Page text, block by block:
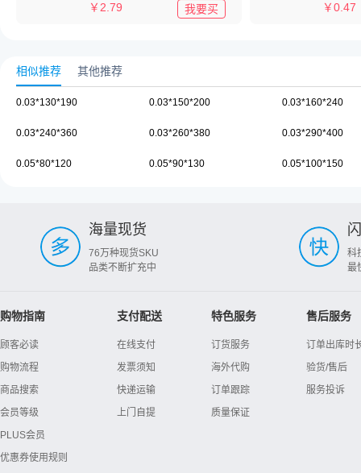
￥ 2.79 我要买 ￥0.47
相似推荐 其他推荐
0.03*130*190 0.03*150*200 0.03*160*240
0.03*240*360 0.03*260*380 0.03*290*400
0.05*80*120 0.05*90*130 0.05*100*150
海量现货
76万种现货SKU
品类不断扩充中
科
最
购物指南
顾客必读
购物流程
商品搜索
会员等级
PLUS会员
优惠券使用规则
支付配送
在线支付
发票须知
快递运输
上门自提
特色服务
订货服务
海外代购
订单跟踪
质量保证
售后服务
订单出库时
验货/售后
服务投诉